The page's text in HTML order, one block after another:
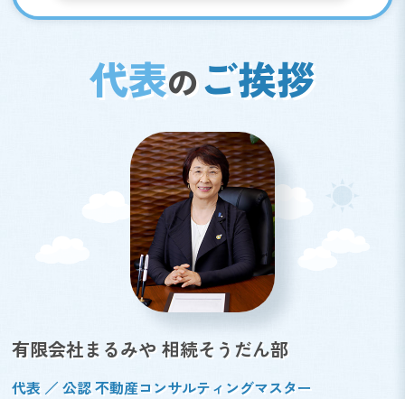
代表のご挨拶
有限会社まるみや 相続そうだん部
代表 ／ 公認 不動産コンサルティングマスター